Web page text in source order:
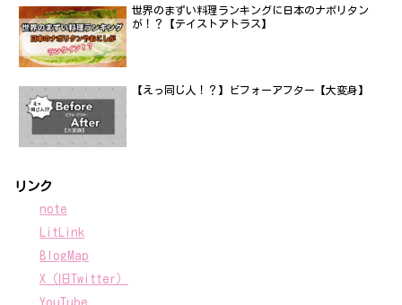
世界のまずい料理ランキングに日本のナポリタン
が！？【テイストアトラス】
【えっ同じ人！？】ビフォーアフター【大変身】
リンク
note
LitLink
BlogMap
X（旧Twitter）